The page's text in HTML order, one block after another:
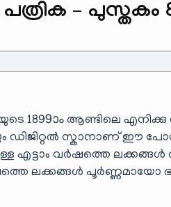
– പുസ്തകം
1899ാം ആണ്ടിലെ എനിക്കു
ഡിജിറ്റൽ സ്കാനാണ് ഈ
എട്ടാം വർഷത്തെ
ലക്കങ്ങൾ പൂർണ്ണമായോ